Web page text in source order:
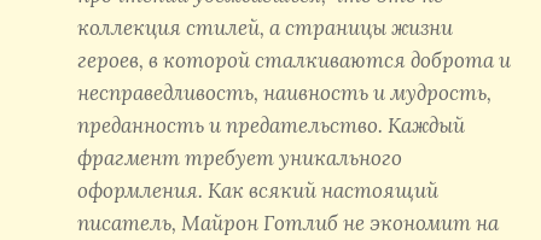
коллекция стилей, а страницы жизни
героев, в которой сталкиваются доброта и
несправедливость, наивность и мудрость,
преданность и предательство. Каждый
фрагмент требует уникального
оформления. Как всякий настоящий
писатель, Майрон Готлиб не экономит на